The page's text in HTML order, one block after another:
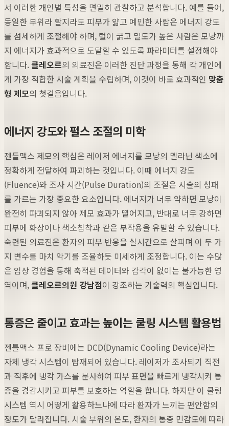
서 이러한 개인별 특성을 면밀히 관찰하고 분석합니다. 예를 들어,
동일한 부위라 할지라도 피부가 얇고 예민한 사람은 에너지 강도
를 섬세하게 조절해야 하며, 털이 굵고 밀도가 높은 사람은 모낭까
지 에너지가 효과적으로 도달할 수 있도록 파라미터를 설정해야
합니다.클레오르의 의료진은 이러한 진단 과정을 통해 각 개인에
게 가장 적합한 시술 계획을 수립하며, 이것이 바로 효과적인 맞춤
형 제모의 첫걸음입니다.
에너지 강도와 펄스 조절의 미학
젠틀맥스 제모의 핵심은 레이저 에너지를 모낭의 멜라닌 색소에
정확하게 전달하여 파괴하는 것입니다. 이때 에너지 강도
(Fluence)와 조사 시간(Pulse Duration)의 조절은 시술의 성패
를 가르는 가장 중요한 요소입니다. 에너지가 너무 약하면 모낭이
완전히 파괴되지 않아 제모 효과가 떨어지고, 반대로 너무 강하면
피부에 화상이나 색소침착과 같은 부작용을 유발할 수 있습니다.
숙련된 의료진은 환자의 피부 반응을 실시간으로 살피며 이 두 가
지 변수를 마치 악기를 조율하듯 미세하게 조정합니다. 이는 수많
은 임상 경험을 통해 축적된 데이터와 감각이 없이는 불가능한 영
역이며,클레오르의원 강남점이 강조하는 기술력의 핵심입니다.
통증은 줄이고 효과는 높이는 쿨링 시스템 활용법
젠틀맥스 프로 장비에는 DCD(Dynamic Cooling Device)라는
자체 냉각 시스템이 탑재되어 있습니다. 레이저가 조사되기 직전
과 직후에 냉각 가스를 분사하여 피부 표면을 빠르게 냉각시켜 통
증을 경감시키고 피부를 보호하는 역할을 합니다. 하지만 이 쿨링
시스템 역시 어떻게 활용하느냐에 따라 환자가 느끼는 편안함의
정도가 달라집니다. 시술 부위의 온도, 환자의 통증 민감도에 따라